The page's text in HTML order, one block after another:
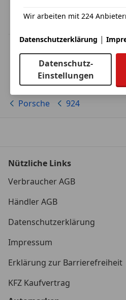
Herstellerangabe für Neufahrzeuge.
Fahrverhalten, Batteriealter und
Reichweite bei Gebrauchtwagen
Porsche 924
Nützliche Links
Verbraucher AGB
Händler AGB
Datenschutzerklärung
Impressum
Erklärung zur Barrierefreiheit
KFZ Kaufvertrag
Wir arbeiten mit 224
Datenschutzerklärung |
Datenschutz-
Einstellungen